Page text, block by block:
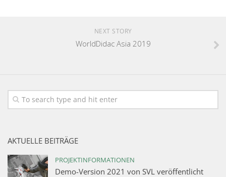
NEXT STORY
WorldDidac Asia 2019
AKTUELLE BEITRÄGE
PROJEKTINFORMATIONEN
Demo-Version 2021 von SVL veröffentlicht